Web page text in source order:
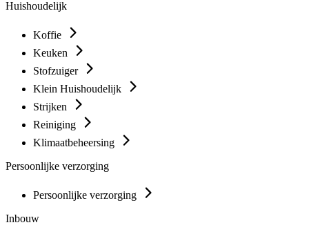
Huishoudelijk
Koffie
Keuken
Stofzuiger
Klein Huishoudelijk
Strijken
Reiniging
Klimaatbeheersing
Persoonlijke verzorging
Persoonlijke verzorging
Inbouw